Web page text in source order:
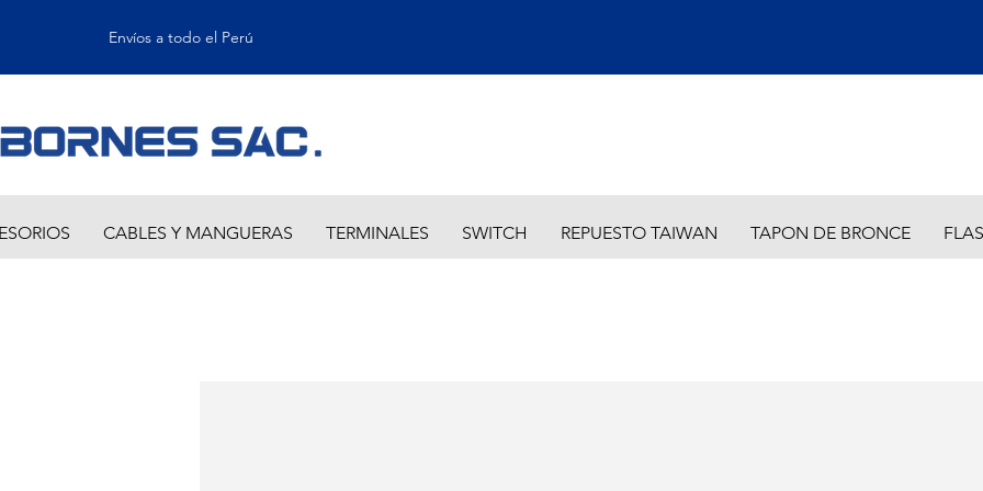
CABLES Y MANGUERAS TERMINALES SWITCH REPUESTO TAIWAN TAPON DE BRONCE
Envíos a todo el Perú